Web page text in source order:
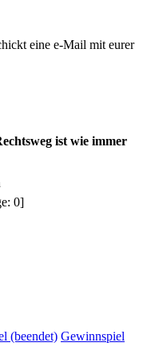
eine e-Mail mit eurer
ist wie immer
0]
(beendet) Gewinnspiel